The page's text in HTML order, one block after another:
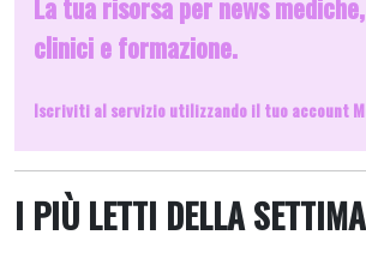
clinici e formazione.
Iscriviti al servizio utilizzando il tuo account
I PIÙ LETTI DELLA